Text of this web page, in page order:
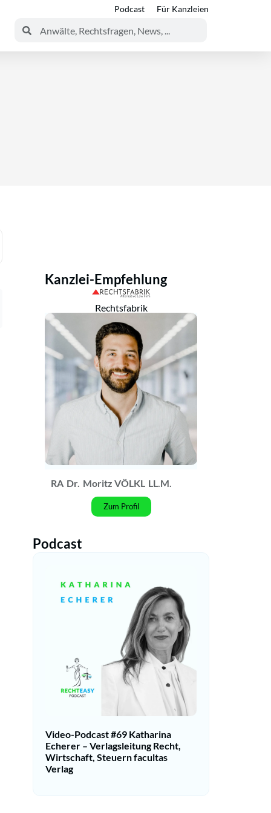
Podcast Für Kanzleien
Kanzlei-Empfehlung
Rechtsfabrik
RA Dr. Moritz VÖLKL LL.M.
Zum Profil
Podcast
Video-Podcast #69 Katharina
Echerer – Verlagsleitung Recht,
Wirtschaft, Steuern facultas
Verlag